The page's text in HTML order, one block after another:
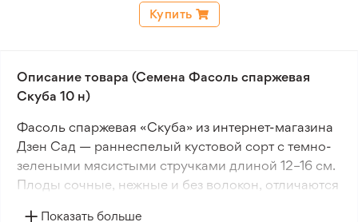
Купить
Описание товара (Семена Фасоль спаржевая
Скуба 10 н)
Фасоль спаржевая «Скуба» из интернет-магазина
Дзен Сад — раннеспелый кустовой сорт с темно-
зелеными мясистыми стручками длиной 12–16 см.
Плоды сочные, нежные и без волокон, отличаются
Показать больше